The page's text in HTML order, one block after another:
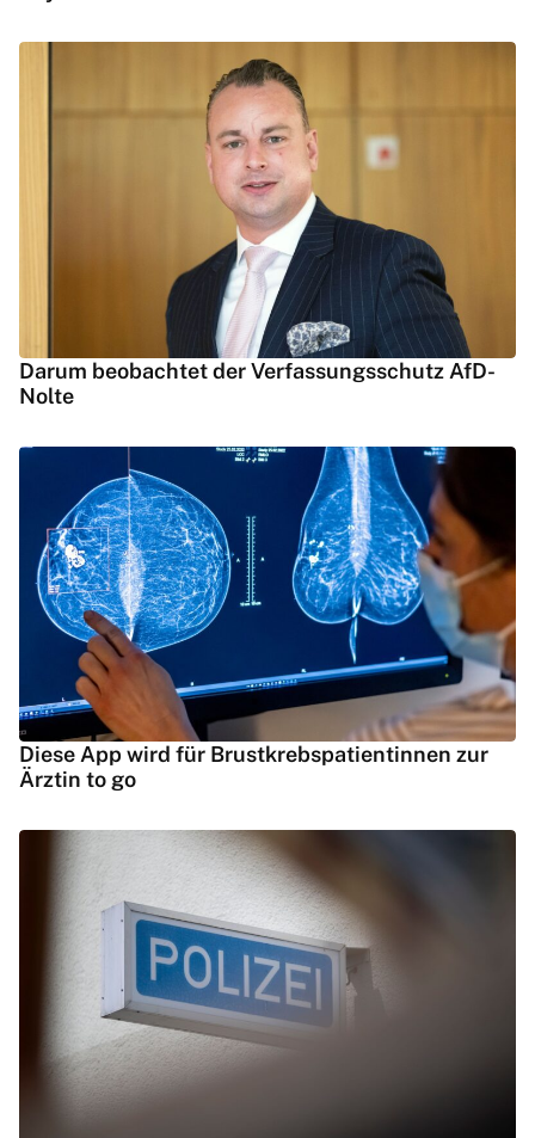
Darum beobachtet der Verfassungsschutz AfD-
Nolte
Diese App wird für Brustkrebspatientinnen zur
Ärztin to go